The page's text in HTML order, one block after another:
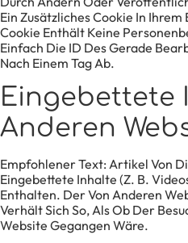
Ein Zusätzliches Cookie In
Cookie Enthält Keine
Einfach Die ID Des Gerade
Nach Einem Tag Ab.
Eingebettete
Anderen
Empfohlener Text: Artikel Von
Eingebettete Inhalte (z. B.
Enthalten. Der Von Anderen
Verhält Sich So, Als Ob Der
Website Gegangen Wäre.